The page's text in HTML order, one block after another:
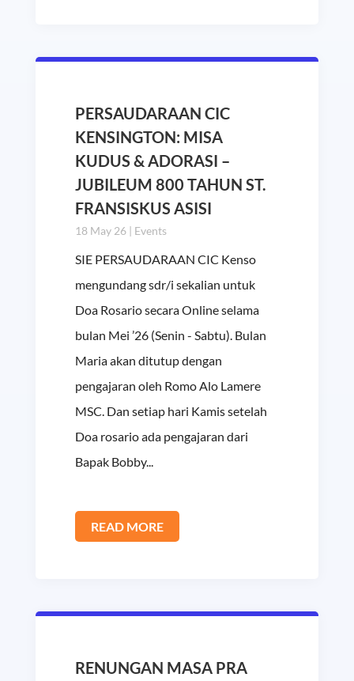
PERSAUDARAAN CIC
KENSINGTON: MISA
KUDUS & ADORASI –
JUBILEUM 800 TAHUN ST.
FRANSISKUS ASISI
18 May 26| Events
SIE PERSAUDARAAN CIC Kenso
mengundang sdr/i sekalian untuk
Doa Rosario secara Online selama
bulan Mei ’26 (Senin - Sabtu). Bulan
Maria akan ditutup dengan
pengajaran oleh Romo Alo Lamere
MSC. Dan setiap hari Kamis setelah
Doa rosario ada pengajaran dari
Bapak Bobby...
READ MORE
RENUNGAN MASA PRA